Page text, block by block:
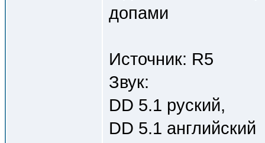
допами
Источник: R5
Звук:
DD 5.1 руский,
DD 5.1 английский